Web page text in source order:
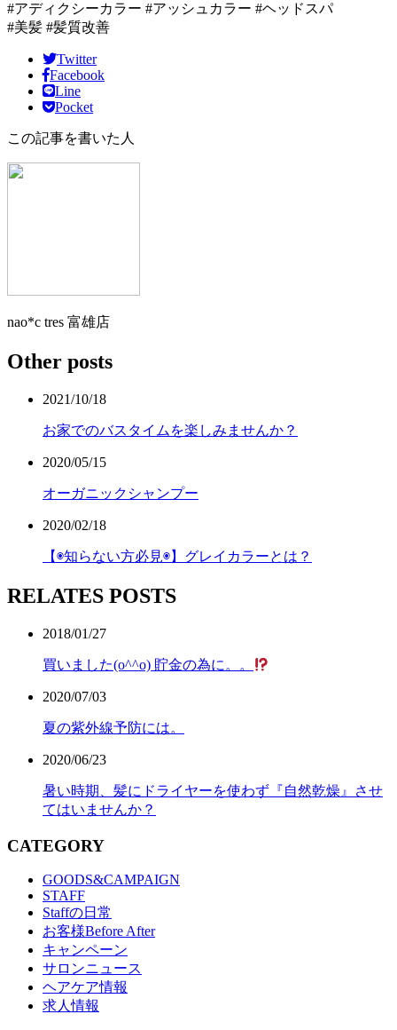
#アディクシーカラー #アッシュカラー #ヘッドスパ
#美髪 #髪質改善
Twitter
Facebook
Line
Pocket
この記事を書いた人
nao*c tres 富雄店
Other posts
2021/10/18
お家でのバスタイムを楽しみませんか？
2020/05/15
オーガニックシャンプー
2020/02/18
【◉知らない方必見◉】グレイカラーとは？
RELATES POSTS
2018/01/27
買いました(o^^o) 貯金の為に。。
2020/07/03
夏の紫外線予防には。
2020/06/23
暑い時期、髪にドライヤーを使わず『自然乾燥』させ
てはいませんか？
CATEGORY
GOODS&CAMPAIGN
STAFF
Staffの日常
お客様Before After
キャンペーン
サロンニュース
ヘアケア情報
求人情報